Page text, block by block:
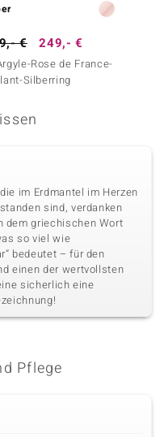
€ 249,- €
Rose de France-
Silberring
im Erdmantel im Herzen
sind, verdanken
dem griechischen Wort
so viel wie
bedeutet – für den
einen der wertvollsten
sicherlich eine
Pflege